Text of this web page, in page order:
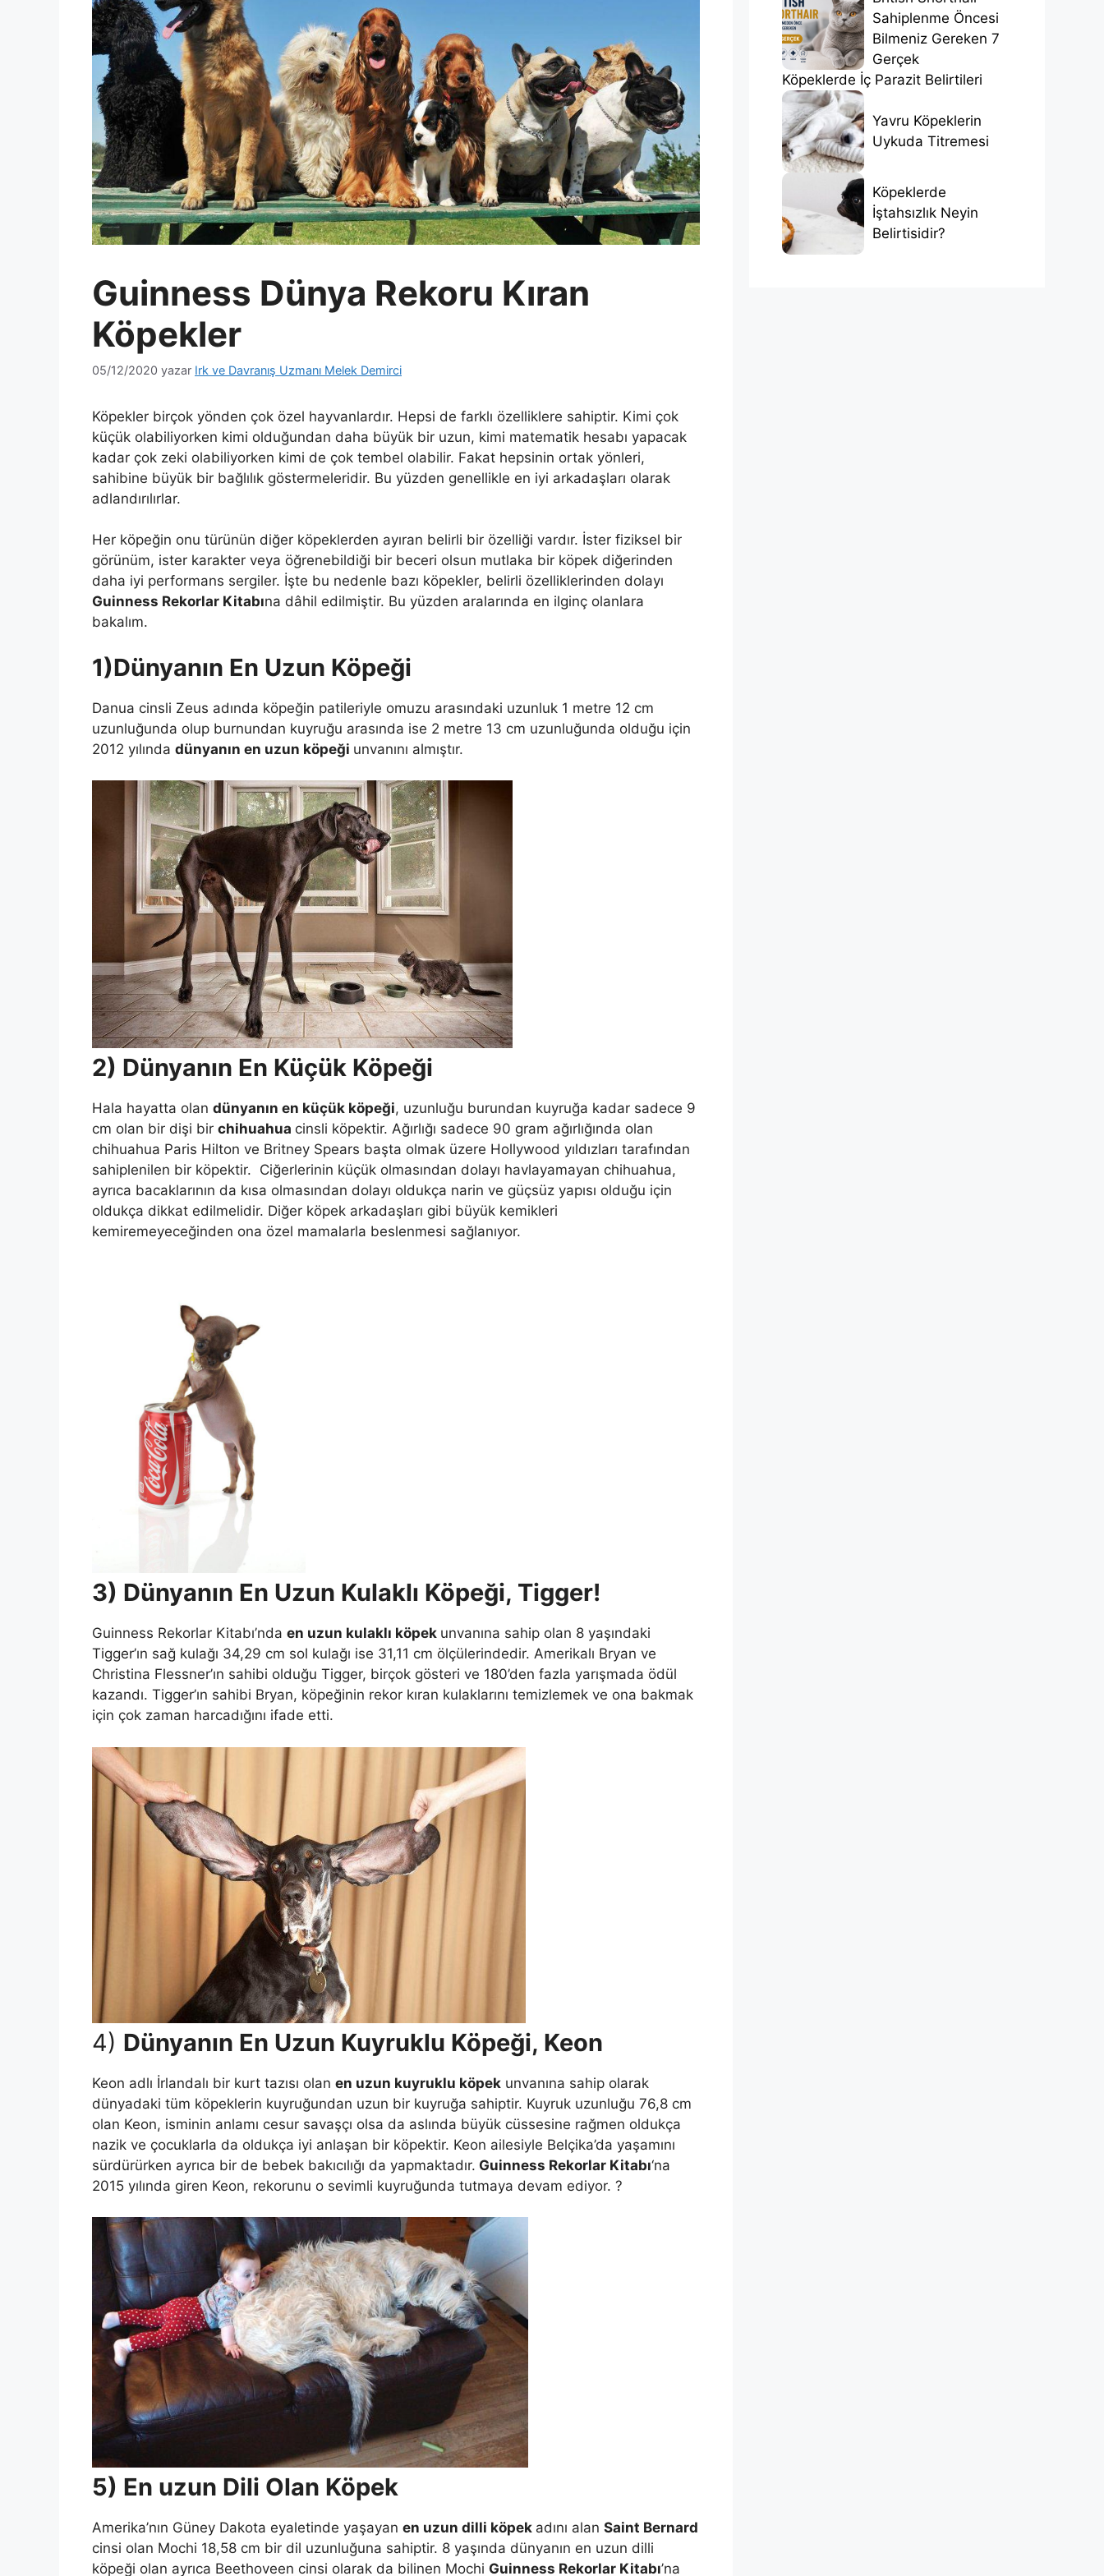
Guinness Dünya Rekoru Kıran
Köpekler
05/12/2020 yazar Irk ve Davranış Uzmanı Melek Demirci
Köpekler birçok yönden çok özel hayvanlardır. Hepsi de farklı özelliklere sahiptir. Kimi çok
küçük olabiliyorken kimi olduğundan daha büyük bir uzun, kimi matematik hesabı yapacak
kadar çok zeki olabiliyorken kimi de çok tembel olabilir. Fakat hepsinin ortak yönleri,
sahibine büyük bir bağlılık göstermeleridir. Bu yüzden genellikle en iyi arkadaşları olarak
adlandırılırlar.
Her köpeğin onu türünün diğer köpeklerden ayıran belirli bir özelliği vardır. İster fiziksel bir
görünüm, ister karakter veya öğrenebildiği bir beceri olsun mutlaka bir köpek diğerinden
daha iyi performans sergiler. İşte bu nedenle bazı köpekler, belirli özelliklerinden dolayı
Guinness Rekorlar Kitabına dâhil edilmiştir. Bu yüzden aralarında en ilginç olanlara
bakalım.
1)Dünyanın En Uzun Köpeği
Danua cinsli Zeus adında köpeğin patileriyle omuzu arasındaki uzunluk 1 metre 12 cm
uzunluğunda olup burnundan kuyruğu arasında ise 2 metre 13 cm uzunluğunda olduğu için
2012 yılında dünyanın en uzun köpeği unvanını almıştır.
2) Dünyanın En Küçük Köpeği
Hala hayatta olan dünyanın en küçük köpeği, uzunluğu burundan kuyruğa kadar sadece 9
cm olan bir dişi bir chihuahua cinsli köpektir. Ağırlığı sadece 90 gram ağırlığında olan
chihuahua Paris Hilton ve Britney Spears başta olmak üzere Hollywood yıldızları tarafından
sahiplenilen bir köpektir. Ciğerlerinin küçük olmasından dolayı havlayamayan chihuahua,
ayrıca bacaklarının da kısa olmasından dolayı oldukça narin ve güçsüz yapısı olduğu için
oldukça dikkat edilmelidir. Diğer köpek arkadaşları gibi büyük kemikleri
kemiremeyeceğinden ona özel mamalarla beslenmesi sağlanıyor.
3) Dünyanın En Uzun Kulaklı Köpeği, Tigger!
Guinness Rekorlar Kitabı’nda en uzun kulaklı köpek unvanına sahip olan 8 yaşındaki
Tigger’ın sağ kulağı 34,29 cm sol kulağı ise 31,11 cm ölçülerindedir. Amerikalı Bryan ve
Christina Flessner’ın sahibi olduğu Tigger, birçok gösteri ve 180’den fazla yarışmada ödül
kazandı. Tigger’ın sahibi Bryan, köpeğinin rekor kıran kulaklarını temizlemek ve ona bakmak
için çok zaman harcadığını ifade etti.
4) Dünyanın En Uzun Kuyruklu Köpeği, Keon
Keon adlı İrlandalı bir kurt tazısı olan en uzun kuyruklu köpek unvanına sahip olarak
dünyadaki tüm köpeklerin kuyruğundan uzun bir kuyruğa sahiptir. Kuyruk uzunluğu 76,8 cm
olan Keon, isminin anlamı cesur savaşçı olsa da aslında büyük cüssesine rağmen oldukça
nazik ve çocuklarla da oldukça iyi anlaşan bir köpektir. Keon ailesiyle Belçika’da yaşamını
sürdürürken ayrıca bir de bebek bakıcılığı da yapmaktadır. Guinness Rekorlar Kitabı‘na
2015 yılında giren Keon, rekorunu o sevimli kuyruğunda tutmaya devam ediyor. ?
5) En uzun Dili Olan Köpek
Amerika’nın Güney Dakota eyaletinde yaşayan en uzun dilli köpek adını alan Saint Bernard
cinsi olan Mochi 18,58 cm bir dil uzunluğuna sahiptir. 8 yaşında dünyanın en uzun dilli
köpeği olan ayrıca Beethoveen cinsi olarak da bilinen Mochi Guinness Rekorlar Kitabı’na
Sahiplenme Öncesi
Bilmeniz Gereken 7
Gerçek
Köpeklerde İç Parazit Belirtileri
Yavru Köpeklerin
Uykuda Titremesi
Köpeklerde
İştahsızlık Neyin
Belirtisidir?